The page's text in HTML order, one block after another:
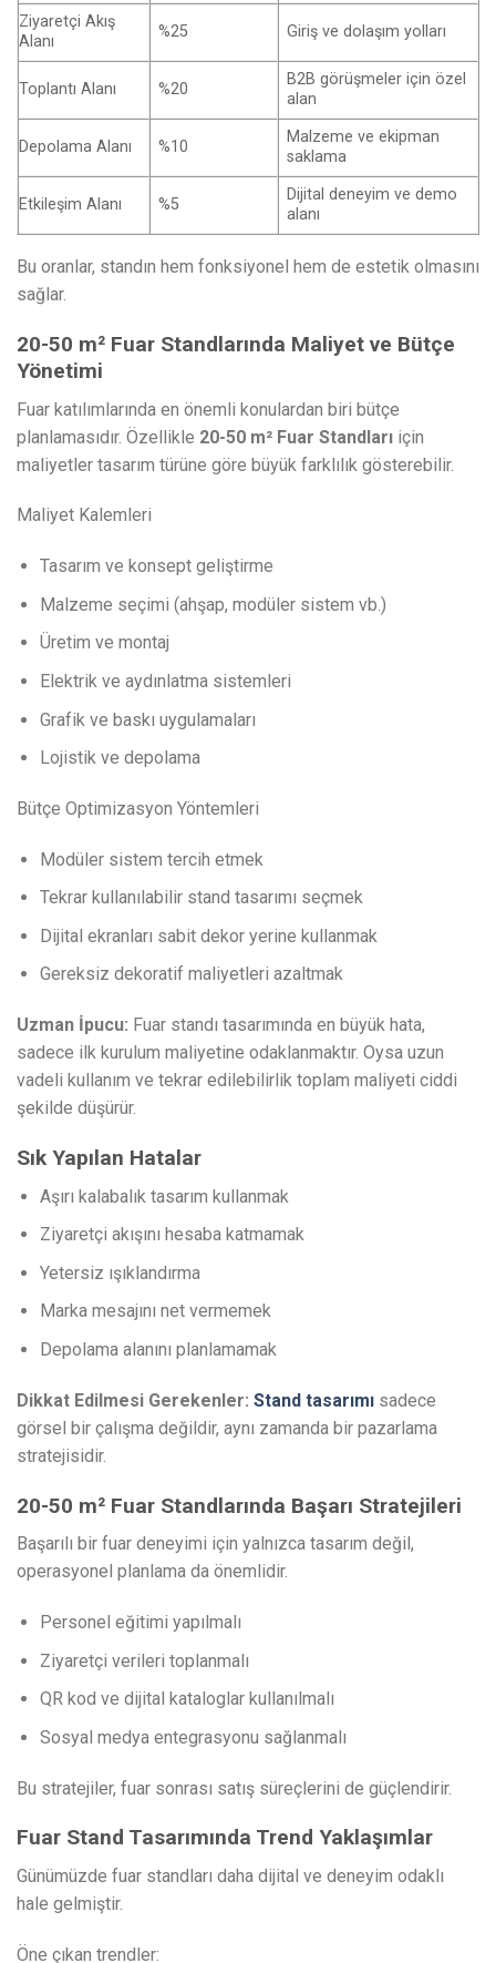
Ziyaretçi Akış
Alanı
%25 Giriş ve dolaşım yolları
Toplantı Alanı %20
B2B görüşmeler için özel
alan
Depolama Alanı %10
Malzeme ve ekipman
saklama
Etkileşim Alanı %5
Dijital deneyim ve demo
alanı
Bu oranlar, standın hem fonksiyonel hem de estetik olmasını
sağlar.
20-50 m² Fuar Standlarında Maliyet ve Bütçe
Yönetimi
Fuar katılımlarında en önemli konulardan biri bütçe
planlamasıdır. Özellikle 20-50 m² Fuar Standları için
maliyetler tasarım türüne göre büyük farklılık gösterebilir.
Maliyet Kalemleri
Tasarım ve konsept geliştirme
Malzeme seçimi (ahşap, modüler sistem vb.)
Üretim ve montaj
Elektrik ve aydınlatma sistemleri
Grafik ve baskı uygulamaları
Lojistik ve depolama
Bütçe Optimizasyon Yöntemleri
Modüler sistem tercih etmek
Tekrar kullanılabilir stand tasarımı seçmek
Dijital ekranları sabit dekor yerine kullanmak
Gereksiz dekoratif maliyetleri azaltmak
Uzman İpucu: Fuar standı tasarımında en büyük hata,
sadece ilk kurulum maliyetine odaklanmaktır. Oysa uzun
vadeli kullanım ve tekrar edilebilirlik toplam maliyeti ciddi
şekilde düşürür.
Sık Yapılan Hatalar
Aşırı kalabalık tasarım kullanmak
Ziyaretçi akışını hesaba katmamak
Yetersiz ışıklandırma
Marka mesajını net vermemek
Depolama alanını planlamamak
Dikkat Edilmesi Gerekenler: Stand tasarımı sadece
görsel bir çalışma değildir, aynı zamanda bir pazarlama
stratejisidir.
20-50 m² Fuar Standlarında Başarı Stratejileri
Başarılı bir fuar deneyimi için yalnızca tasarım değil,
operasyonel planlama da önemlidir.
Personel eğitimi yapılmalı
Ziyaretçi verileri toplanmalı
QR kod ve dijital kataloglar kullanılmalı
Sosyal medya entegrasyonu sağlanmalı
Bu stratejiler, fuar sonrası satış süreçlerini de güçlendirir.
Fuar Stand Tasarımında Trend Yaklaşımlar
Günümüzde fuar standları daha dijital ve deneyim odaklı
hale gelmiştir.
Öne çıkan trendler: